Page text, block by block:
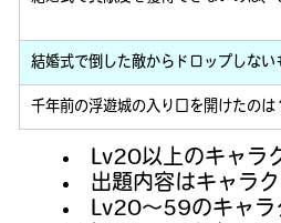
結婚式で倒した敵からドロップしない
千年前の浮遊城の入り口を開けたのは
Lv20以上のキャラ
出題内容はキャラ
Lv20～59のキャラ